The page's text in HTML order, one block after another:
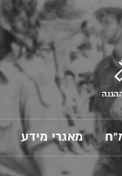
מאגרי מידע